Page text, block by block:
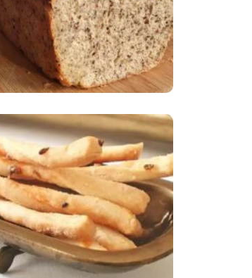
Comer Bem:
Palitinhos De Cebola
E Salsa